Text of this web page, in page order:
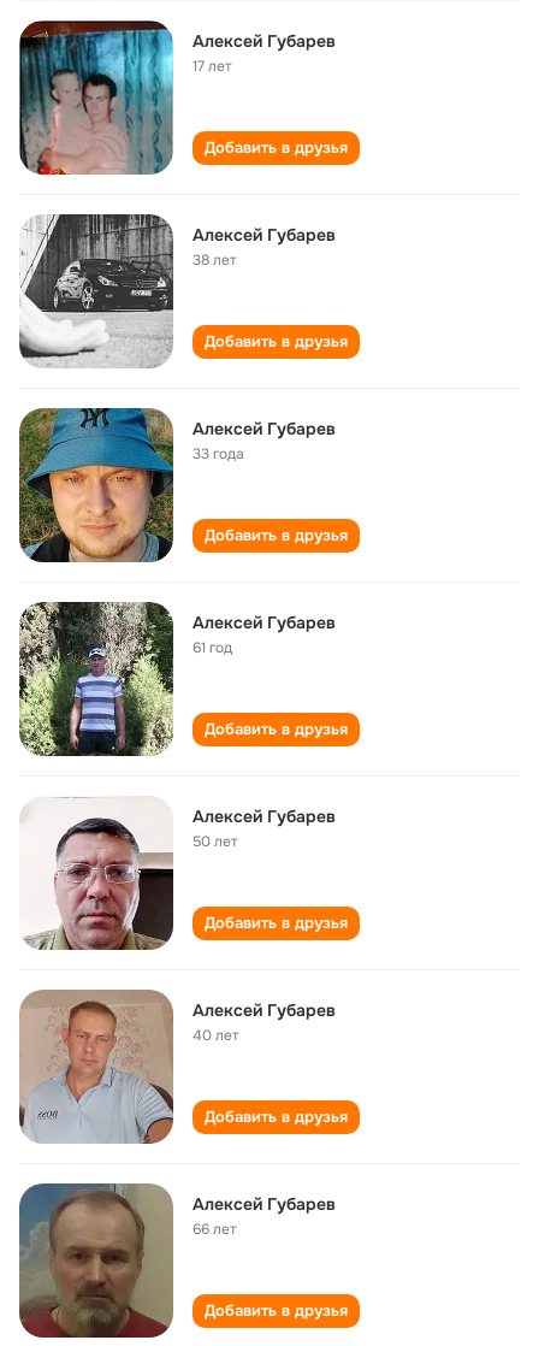
Алексей Губарев
17 лет
Добавить в друзья
Алексей Губарев
38 лет
Добавить в друзья
Алексей Губарев
33 года
Добавить в друзья
Алексей Губарев
61 год
Добавить в друзья
Алексей Губарев
50 лет
Добавить в друзья
Алексей Губарев
40 лет
Добавить в друзья
Алексей Губарев
66 лет
Добавить в друзья